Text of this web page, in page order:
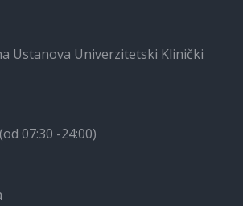
Ustanova Univerzitetski Klinički
07:30 -24:00)